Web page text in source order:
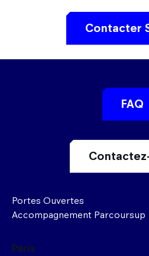
Contacter
Portes Ouvertes
Accompagnement Parcoursup
FAQ
Paris